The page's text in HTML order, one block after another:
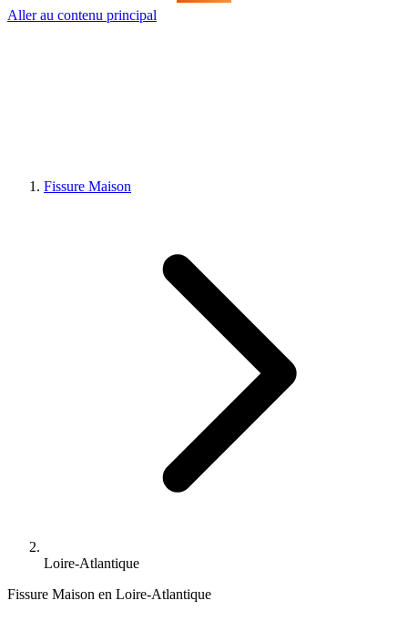
Aller au contenu principal
Fissure Maison
Loire-Atlantique
Fissure Maison en Loire-Atlantique